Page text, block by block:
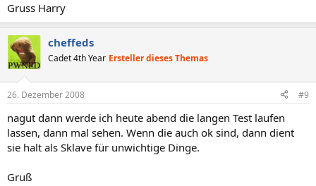
Gruss Harry
cheffeds
Cadet 4th Year Ersteller dieses Themas
26. Dezember 2008 #9
nagut dann werde ich heute abend die langen Test laufen
lassen, dann mal sehen. Wenn die auch ok sind, dann dient
sie halt als Sklave für unwichtige Dinge.
Gruß